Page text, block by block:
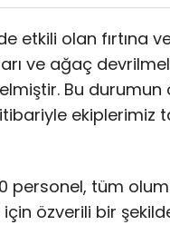
etkili olan fırtına
ve ağaç
Bu durumun
itibariyle
personel, tüm
özverili bir